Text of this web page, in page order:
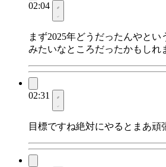
02:04
まず2025年どうだったんやと
みたいなところだったかもしれ
02:31
目標ですね絶対にやるとまあ